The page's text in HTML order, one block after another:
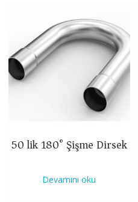
50 lik 180° Şişme Dirsek
Devamını oku